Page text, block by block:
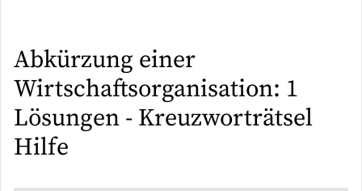
Abkürzung einer
Wirtschaftsorganisation: 1
Lösungen - Kreuzworträtsel
Hilfe